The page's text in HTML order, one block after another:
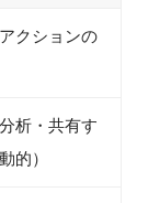
クションの
析・共有す
的）